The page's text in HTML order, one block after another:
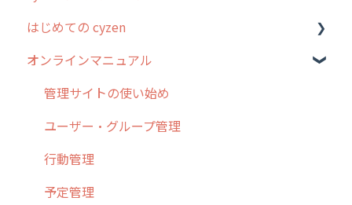
過去のリリース
2019年までのリリース情報
お客様の声を実現しました
はじめての cyzen
0. はじめてのcyzenの使い方
1. cyzenについて知ろう
2. 主要機能の概要
3. cyzenの位置情報取得について
4. cyzen利用前の準備：システム管理者編
オンラインマニュアル
管理サイトの使い始め
ユーザー・グループ管理
行動管理
予定管理